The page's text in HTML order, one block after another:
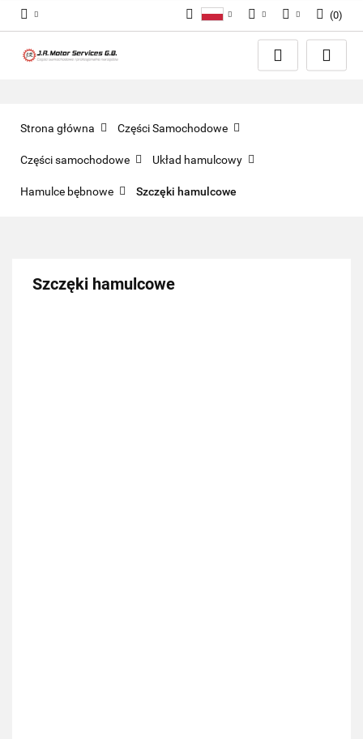
Zaloguj się
Zgody cookies
(0)
Strona główna Części Samochodowe
Części samochodowe Układ hamulcowy
Hamulce bębnowe Szczęki hamulcowe
Szczęki hamulcowe